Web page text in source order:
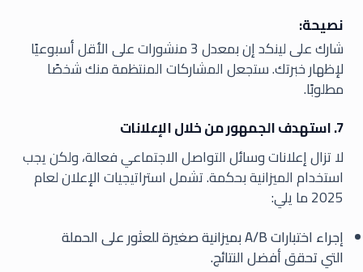
نصيحة:
شارك على لينكد إن بمعدل 3 منشورات على الأقل أسبوعيًا
لإظهار خبرتك. ستجعل المشاركات المنتظمة منك شخصًا
مطلوبًا.
7. استهدف الجمهور من خلال الإعلانات
لا تزال إعلانات وسائل التواصل الاجتماعي فعالة، ولكن يجب
استخدام الميزانية بحكمة. تشمل استراتيجيات الإعلان لعام
2025 ما يلي:
إجراء اختبارات A/B بميزانية صغيرة للعثور على الحملة
التي تحقق أفضل النتائج.